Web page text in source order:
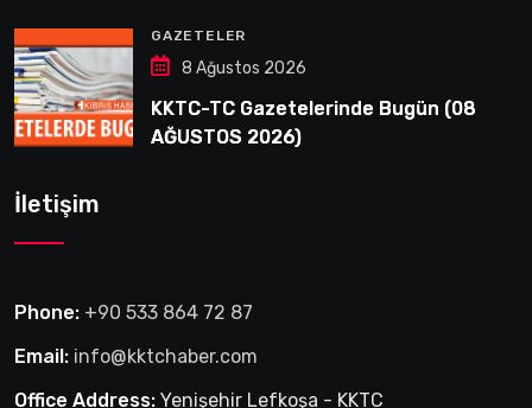
GAZETELER
8 Ağustos 2026
KKTC-TC Gazetelerinde Bugün (08
AĞUSTOS 2026)
İletişim
Phone: +90 533 864 72 87
Email: info@kktchaber.com
Office Address: Yenişehir Lefkoşa - KKTC